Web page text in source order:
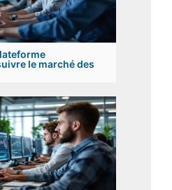
le marché des